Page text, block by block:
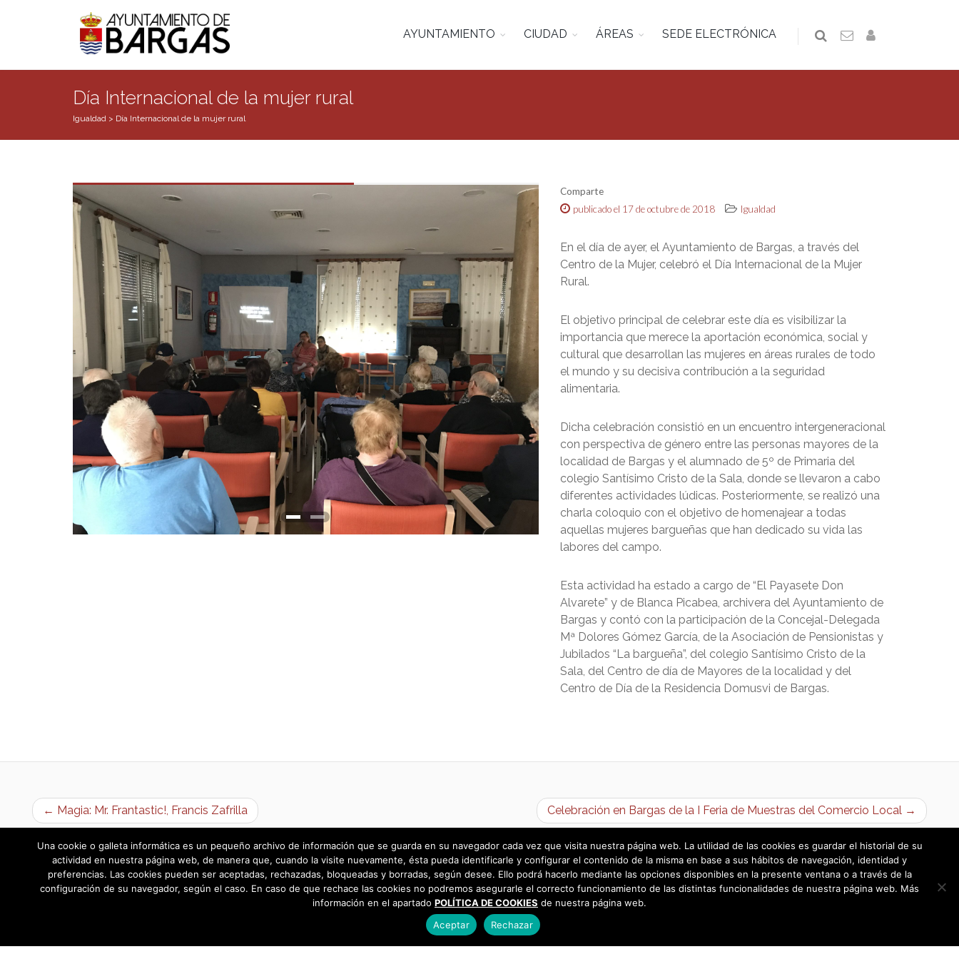
AYUNTAMIENTO CIUDAD ÁREAS SEDE ELECTRÓNICA
Día Internacional de la mujer rural
Igualdad > Día Internacional de la mujer rural
Comparte
publicado el 17 de octubre de 2018
Igualdad
En el día de ayer, el Ayuntamiento de Bargas, a través del
Centro de la Mujer, celebró el Día Internacional de la Mujer
Rural.
El objetivo principal de celebrar este día es visibilizar la
importancia que merece la aportación económica, social y
cultural que desarrollan las mujeres en áreas rurales de todo
el mundo y su decisiva contribución a la seguridad
alimentaria.
Dicha celebración consistió en un encuentro intergeneracional
con perspectiva de género entre las personas mayores de la
localidad de Bargas y el alumnado de 5º de Primaria del
colegio Santísimo Cristo de la Sala, donde se llevaron a cabo
diferentes actividades lúdicas. Posteriormente, se realizó una
charla coloquio con el objetivo de homenajear a todas
aquellas mujeres bargueñas que han dedicado su vida las
labores del campo.
Esta actividad ha estado a cargo de “El Payasete Don
Alvarete” y de Blanca Picabea, archivera del Ayuntamiento de
Bargas y contó con la participación de la Concejal-Delegada
Mª Dolores Gómez García, de la Asociación de Pensionistas y
Jubilados “La bargueña”, del colegio Santísimo Cristo de la
Sala, del Centro de día de Mayores de la localidad y del
Centro de Día de la Residencia Domusvi de Bargas.
← Magia: Mr. Frantastic!, Francis Zafrilla Celebración en Bargas de la I Feria de Muestras del Comercio Local →
Una cookie o galleta informática es un pequeño archivo de información que se guarda en su navegador cada vez que visita nuestra página web. La utilidad de las cookies es guardar el historial de su
actividad en nuestra página web, de manera que, cuando la visite nuevamente, ésta pueda identificarle y configurar el contenido de la misma en base a sus hábitos de navegación, identidad y
preferencias. Las cookies pueden ser aceptadas, rechazadas, bloqueadas y borradas, según desee. Ello podrá hacerlo mediante las opciones disponibles en la presente ventana o a través de la
configuración de su navegador, según el caso. En caso de que rechace las cookies no podremos asegurarle el correcto funcionamiento de las distintas funcionalidades de nuestra página web. Más
información en el apartado POLÍTICA DE COOKIES de nuestra página web.
Aceptar
Rechazar